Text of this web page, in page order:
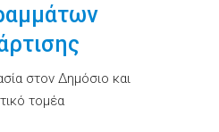
στον Δημόσιο και
τομέα